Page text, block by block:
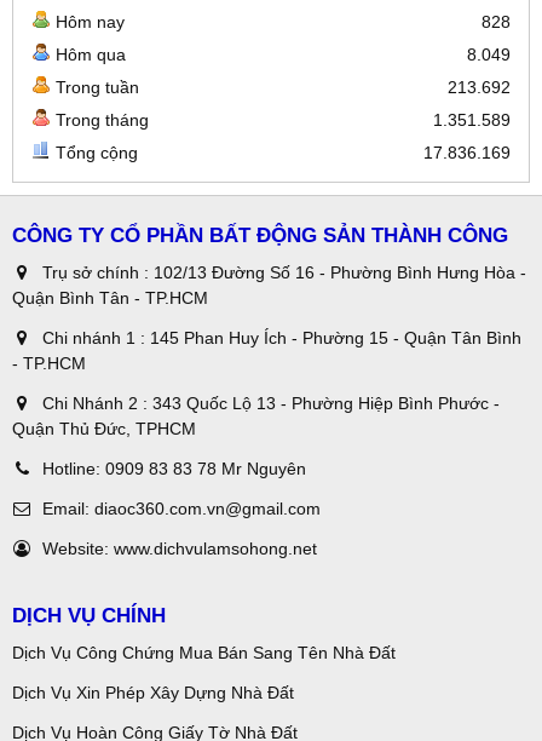
Hôm nay
828
Hôm qua
8.049
Trong tuần
213.692
Trong tháng
1.351.589
Tổng cộng
17.836.169
CÔNG TY CỔ PHẦN BẤT ĐỘNG SẢN THÀNH CÔNG
Trụ sở chính : 102/13 Đường Số 16 - Phường Bình Hưng Hòa -
Quận Bình Tân - TP.HCM
Chi nhánh 1 : 145 Phan Huy Ích - Phường 15 - Quận Tân Bình
- TP.HCM
Chi Nhánh 2 : 343 Quốc Lộ 13 - Phường Hiệp Bình Phước -
Quận Thủ Đức, TPHCM
Hotline: 0909 83 83 78 Mr Nguyên
Email: diaoc360.com.vn@gmail.com
Website: www.dichvulamsohong.net
DỊCH VỤ CHÍNH
Dịch Vụ Công Chứng Mua Bán Sang Tên Nhà Đất
Dịch Vụ Xin Phép Xây Dựng Nhà Đất
Dịch Vụ Hoàn Công Giấy Tờ Nhà Đất